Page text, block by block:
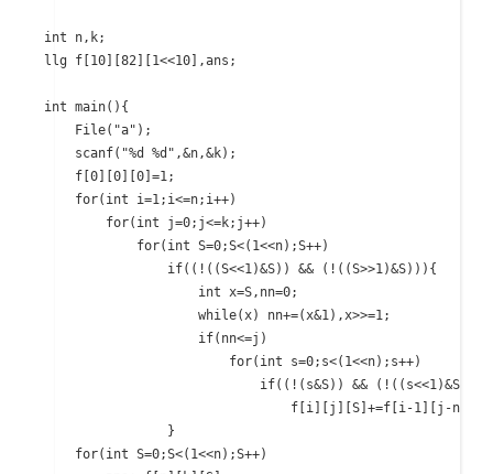
int n,k;
llg f[10][82][1<<10],ans;
int main(){
    File("a");
    scanf("%d %d",&n,&k);
    f[0][0][0]=1;
    for(int i=1;i<=n;i++)
        for(int j=0;j<=k;j++)
            for(int S=0;S<(1<<n);S++)
                if((!((S<<1)&S)) && (!((S>>1)&S))){
                    int x=S,nn=0;
                    while(x) nn+=(x&1),x>>=1;
                    if(nn<=j)
                        for(int s=0;s<(1<<n);s++)
if((!(s&S)) && (!((s<<1)&S))
f[i][j][S]+=f[i-1][j-
                }
    for(int S=0;S<(1<<n);S++)